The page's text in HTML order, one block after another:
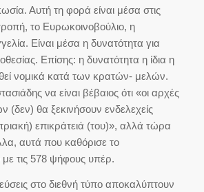
Αυτή τη φορά είναι μέσα στις
το Ευρωκοινοβούλιο, η
Είναι μέσα η δυνατότητα για
Επίσης: η δυνατότητα η ίδια η
νομικά κατά των κρατών- μελών.
να είναι βέβαιος ότι «οι αρχές
θα ξεκινήσουν ενδελεχείς
επικράτειά (του)», αλλά τώρα
αυτά που καθόρισε το
τις 578 ψήφους υπέρ.
στο διεθνή τύπο αποκαλύπτουν